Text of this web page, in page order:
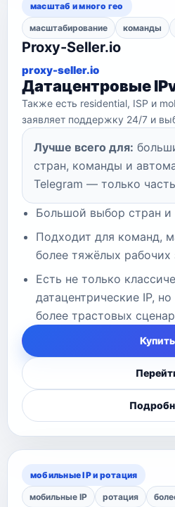
масштаб и много гео
масштабирование команды
Proxy-Seller.io
proxy-seller.io
Датацентровые
Также есть residential, ISP и
заявляет поддержку 24/7 и
Лучше всего для:
стран, команды и
Telegram — только
Большой выбор стран и
Подходит для команд,
более тяжёлых рабочих
Есть не только
датацентрические IP,
более трастовых
Купить
мобильные IP и ротация
мобильные IP ротация